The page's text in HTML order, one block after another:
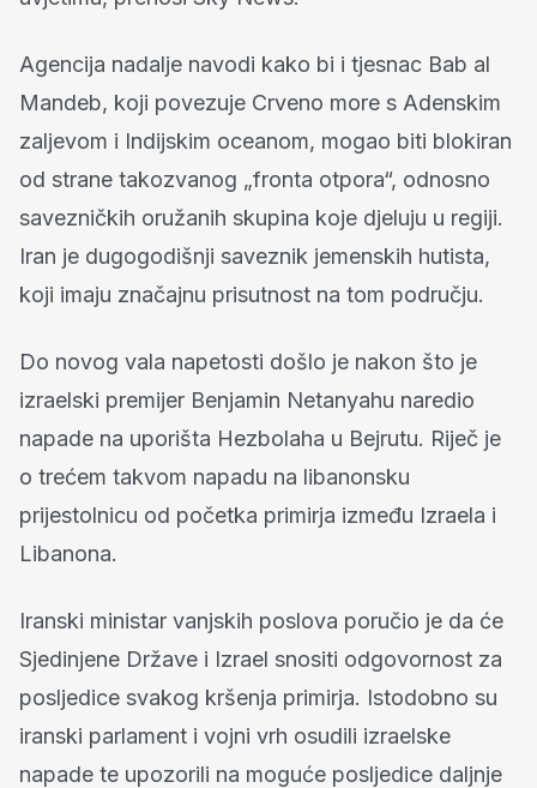
Agencija nadalje navodi kako bi i tjesnac Bab al
Mandeb, koji povezuje Crveno more s Adenskim
zaljevom i Indijskim oceanom, mogao biti blokiran
od strane takozvanog „fronta otpora“, odnosno
savezničkih oružanih skupina koje djeluju u regiji.
Iran je dugogodišnji saveznik jemenskih hutista,
koji imaju značajnu prisutnost na tom području.
Do novog vala napetosti došlo je nakon što je
izraelski premijer Benjamin Netanyahu naredio
napade na uporišta Hezbolaha u Bejrutu. Riječ je
o trećem takvom napadu na libanonsku
prijestolnicu od početka primirja između Izraela i
Libanona.
Iranski ministar vanjskih poslova poručio je da će
Sjedinjene Države i Izrael snositi odgovornost za
posljedice svakog kršenja primirja. Istodobno su
iranski parlament i vojni vrh osudili izraelske
napade te upozorili na moguće posljedice daljnje